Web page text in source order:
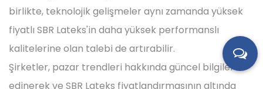
birlikte, teknolojik gelişmeler aynı zamanda yüksek
fiyatlı SBR Lateks'in daha yüksek performanslı
kalitelerine olan talebi de artırabilir.
Şirketler, pazar trendleri hakkında güncel bilgiler
edinerek ve SBR Lateks fiyatlandırmasının altında